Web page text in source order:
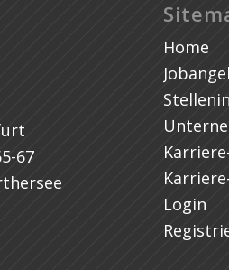
67
Home
Login